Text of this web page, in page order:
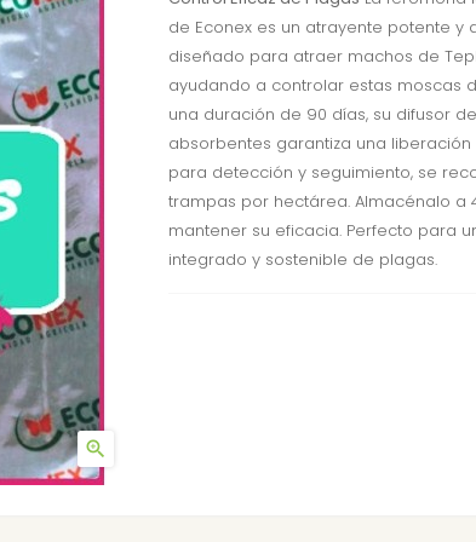

de Econex es un atrayente potente y
diseñado para atraer machos de
ayudando a controlar estas moscas
una duración de 90 días, su difusor
absorbentes garantiza una
para detección y seguimiento, se
trampas por hectárea. Almacénalo a
mantener su eficacia. Perfecto para
integrado y sostenible de plagas.